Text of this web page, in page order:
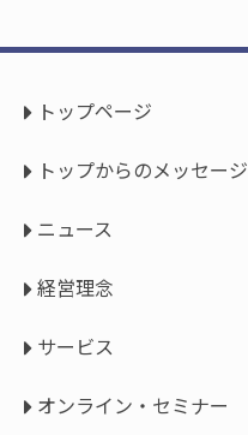
トップページ
トップからのメッセージ
ニュース
経営理念
サービス
オンライン・セミナー